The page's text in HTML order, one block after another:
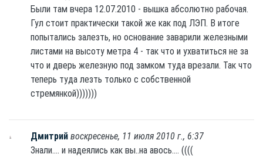
Были там вчера 12.07.2010 - вышка абсолютно рабочая.
Гул стоит практически такой же как под ЛЭП. В итоге
попытались залезть, но основание заварили железными
листами на высоту метра 4 - так что и ухватиться не за
что и дверь железную под замком туда врезали. Так что
теперь туда лезть только с собственной
стремянкой)))))))
Дмитрийвоскресенье, 11 июля 2010 г., 6:37
Знали.... и надеялись как вы..на авось.... ((((